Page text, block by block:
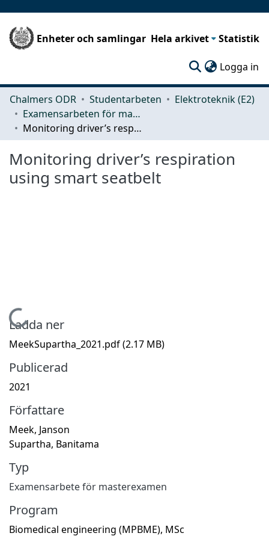
Enheter och samlingar Hela arkivet Statistik
Logga in
Chalmers ODR Studentarbeten
Elektroteknik (E2)
Examensarbeten för masterexamen
Monitoring driver’s respiration using smart seatbelt
Monitoring driver’s respiration
using smart seatbelt
Hämtar...
Ladda ner
MeekSupartha_2021.pdf(2.17 MB)
Publicerad
2021
Författare
Meek, Janson
Supartha, Banitama
Typ
Examensarbete för masterexamen
Program
Biomedical engineering (MPBME), MSc